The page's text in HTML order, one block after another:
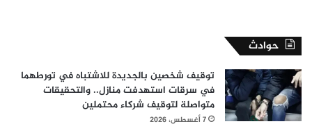
حوادث
توقيف شخصين بالجديدة للاشتباه في تورطهما
في سرقات استهدفت منازل.. والتحقيقات
متواصلة لتوقيف شركاء محتملين
7 أغسطس، 2026